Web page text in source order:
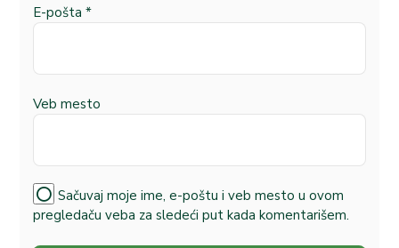
E-pošta *
Veb mesto
Sačuvaj moje ime, e-poštu i veb mesto u ovom
pregledaču veba za sledeći put kada komentarišem.